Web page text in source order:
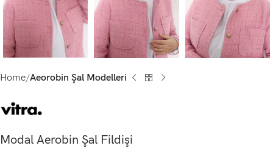
Home Aeorobin Şal Modelleri
Modal Aerobin Şal Fildişi